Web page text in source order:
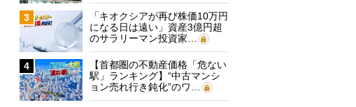
3
「キオクシアが再び株価10万円
になる日は遠い」資産3億円超
のサラリーマン投資家…
4
【首都圏の不動産価格「危ない
駅」ランキング】“中古マンシ
ョン売れ行き鈍化”のワ…